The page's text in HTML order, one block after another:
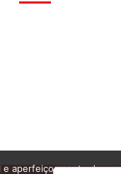
aperfeiçoamento da